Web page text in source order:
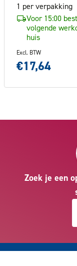
1 per verpakking
Voor 15:00
volgende
huis
Excl. BTW
€17,64
Zoek je een